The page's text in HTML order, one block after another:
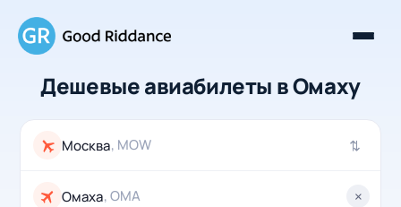
Дешевые авиабилеты в Омаху
, MOW ⇄
, OMA ×